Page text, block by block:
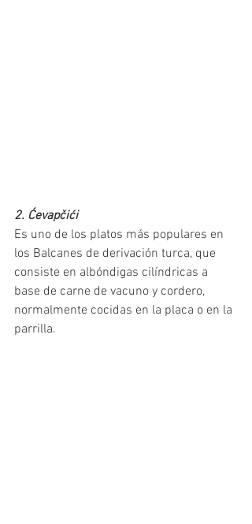
2. Ćevapčići
Es uno de los platos más populares en
los Balcanes de derivación turca, que
consiste en albóndigas cilíndricas a
base de carne de vacuno y cordero,
normalmente cocidas en la placa o en la
parrilla.